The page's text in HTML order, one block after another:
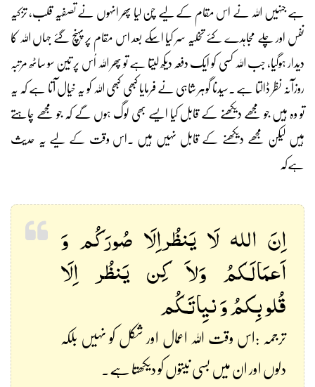
ہے جنہیں اللہ نے اس مقام کے لیے چُن لیا پھر انہوں نے تصفیہ قلب، تزکیہ
نفس اور چلے مجاہدے کئے تخلیہ سر کیا اسکے بعد اس مقام پر پہنچ گئے جہاں اللہ کا
دیدار ہوگیا، جب اللہ کسی کو ایک دفعہ دیکھ لیتا ہے تو پھر اللہ اُس پر تین سو ساٹھ مرتبہ
روزآنہ نظر ڈالتا ہے ۔سیدنا گوہر شاہی نے فرمایا کبھی کبھی اللہ کو یہ خیال آتا ہے کہ یہ
تو وہ ہیں جو مجھے دیکھنے کے قابل کیا ایسے بھی لوگ ہوں گے کہ جو مجھے چاہتے
ہیں لیکن مجھے دیکھنے کے قابل نہیں ہیں ۔اس وقت کے لیے یہ حدیث
ہےکہ
اِنَ اللہ لَا یَنظُراِلَا صُورَکُم وَ
اَعمَالَکمُ وَلاَ کِن یَنظُر اِلَا
قُلوبِکمُ وَ نیِاتَکُم
ترجمہ :اس وقت اللہ اعمال اور شکل کو نہیں بلکہ
دلوں اور ان میں بسی نیتوں کو دیکھتا ہے۔